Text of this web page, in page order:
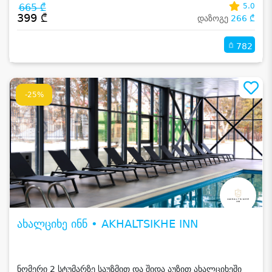
665 ₾
399 ₾
5.0
დაზოგე 266 ₾
782
-25%
ახალციხე ინნ • AKHALTSIKHE INN
ნომერი 2 სტუმარზე საუზმით და შიდა აუზით ახალციხეში